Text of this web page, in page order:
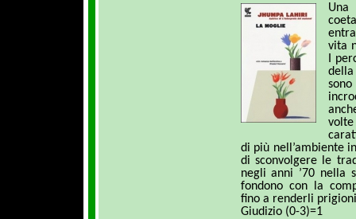
vita
I
di più nell’ambiente
di sconvolgere le
negli anni ’70 nella
fondono con la
fino a renderli
Giudizio (0-3)=1